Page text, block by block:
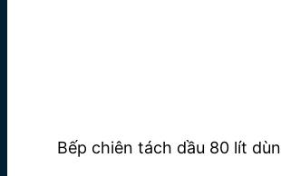
Bếp chiên tách dầu 80 lít